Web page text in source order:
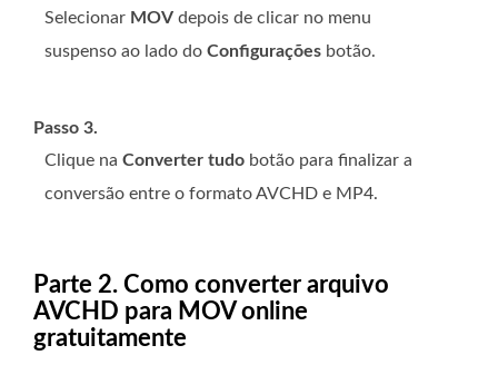
Selecionar MOV depois de clicar no menu
suspenso ao lado do Configurações botão.
Passo 3.
Clique na Converter tudo botão para finalizar a
conversão entre o formato AVCHD e MP4.
Parte 2. Como converter arquivo
AVCHD para MOV online
gratuitamente